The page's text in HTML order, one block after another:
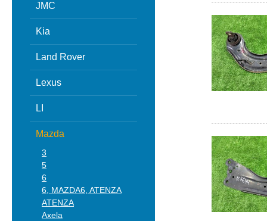
JMC
Kia
Land Rover
Lexus
LI
Mazda
3
5
6
6, MAZDA6, ATENZA
ATENZA
Axela